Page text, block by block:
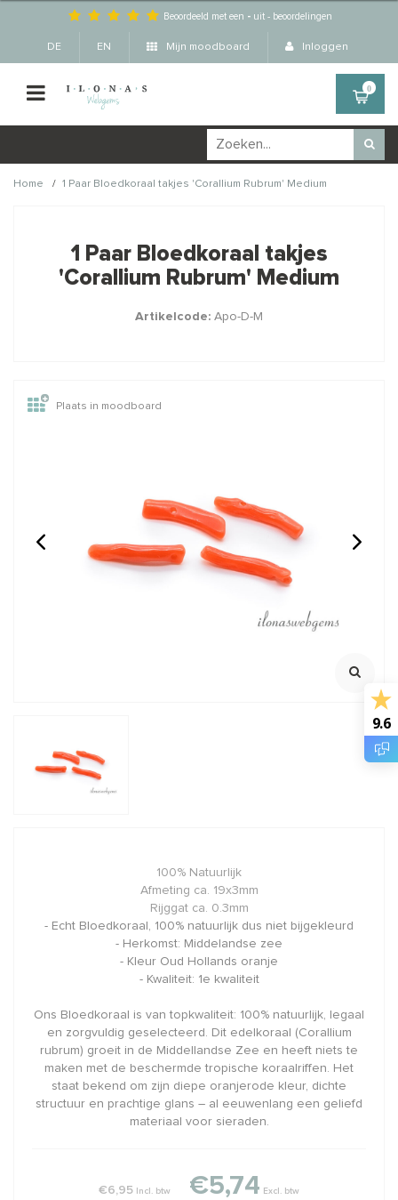
Beoordeeld met een - uit -beoordelingen
DE EN Mijn moodboard Inloggen
0
Home / 1 Paar Bloedkoraal takjes 'Corallium Rubrum' Medium
producten ook interessant
voor je?
1 paar Bloedkoraal
takjes set 1 'Corallium
Rubrum'
Klik voor meer informatie
100% natuurlijk
Maat van de Koraal takjes
Larimar kralen armband
ca. 12mm
100% Natuurlijk
Maat armband ca. 19cm
€123,97 Excl. btw
1 Paar Bloedkoraal takjes
'Corallium Rubrum' Medium
Artikelcode: Apo-D-M
Plaats in moodboard
100% Natuurlijk
Afmeting ca. 19x3mm
Rijggat ca. 0.3mm
- Echt Bloedkoraal, 100% natuurlijk dus niet bijgekleurd
- Herkomst: Middelandse zee
- Kleur Oud Hollands oranje
- Kwaliteit: 1e kwaliteit
Ons Bloedkoraal is van topkwaliteit: 100% natuurlijk, legaal
en zorgvuldig geselecteerd. Dit edelkoraal (Corallium
rubrum) groeit in de Middellandse Zee en heeft niets te
maken met de beschermde tropische koraalriffen. Het
staat bekend om zijn diepe oranjerode kleur, dichte
structuur en prachtige glans – al eeuwenlang een geliefd
materiaal voor sieraden.
€6,95 Incl. btw €5,74 Excl. btw
9.6